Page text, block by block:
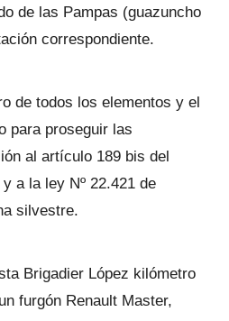
de las Pampas (guazuncho
correspondiente.
de todos los elementos y el
para proseguir las
al artículo 189 bis del
a la ley Nº 22.421 de
silvestre.
Brigadier López kilómetro
furgón Renault Master,